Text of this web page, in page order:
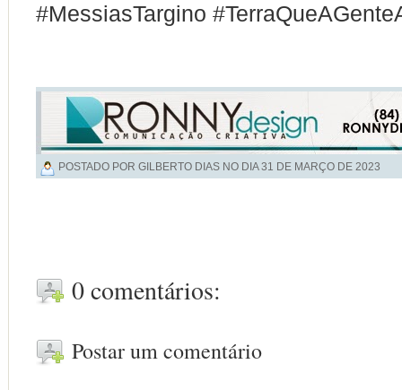
#MessiasTargino
POSTADO POR GILBERTO DIAS NO DIA31 DE MARÇO DE 2023
0 comentários:
Postar um comentário